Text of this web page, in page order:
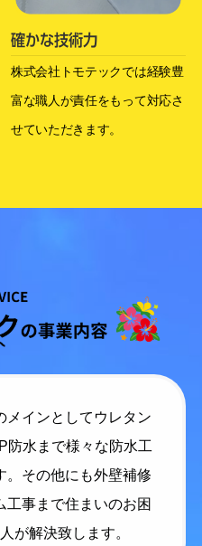
確かな技術力
株式会社トモテックでは経験豊
富な職人が責任をもって対応さ
せていただきます。
メインとしてウレタン
防水まで様々な防水工
。その他にも外壁補修
工事まで住まいのお困
が解決致します。